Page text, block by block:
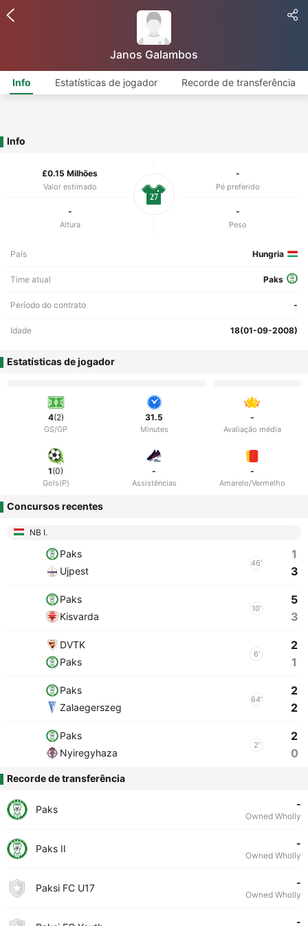
Janos Galambos
Info Estatísticas de jogador Recorde de transferência
Info
£0.15 Milhões
Valor estimado
-
Pé preferido
-
Altura
-
Peso
27
País Hungria
Time atual Paks
Período do contrato -
Idade 18(01-09-2008)
Estatísticas de jogador
4(2)
GS/GP
31.5
Minutes
-
Avaliação média
1(0)
Gols(P)
-
Assistências
-
Amarelo/Vermelho
Concursos recentes
NB I.
Paks
Ujpest
46'
1
3
Paks
Kisvarda
10'
5
3
DVTK
Paks
6'
2
1
Paks
Zalaegerszeg
64'
2
2
Paks
Nyiregyhaza
2'
2
0
Recorde de transferência
Paks -
Owned Wholly
Paks II -
Owned Wholly
Paksi FC U17 -
Owned Wholly
-